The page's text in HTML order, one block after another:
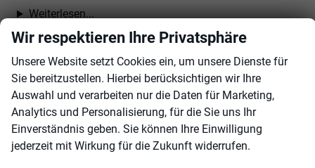
Weiterlesen...
Wie können wir Ihnen
weiterhelfen?
Gerne beantworten wir Ihre Fragen zu unseren
Wir respektieren Ihre Privatsphäre
Unsere Website setzt Cookies ein, um unsere Dienste für
Sie bereitzustellen. Hierbei berücksichtigen wir Ihre
Auswahl und verarbeiten nur die Daten für Marketing,
Analytics und Personalisierung, für die Sie uns Ihr
Einverständnis geben. Sie können Ihre Einwilligung
jederzeit mit Wirkung für die Zukunft widerrufen.